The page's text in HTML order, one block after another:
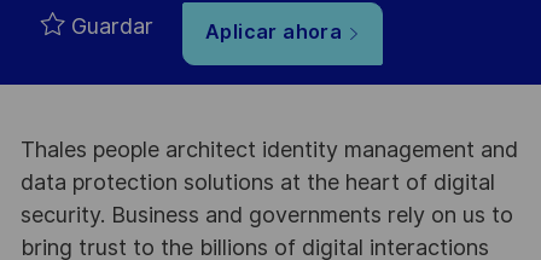
Guardar Aplicar ahora
Thales people architect identity management and
data protection solutions at the heart of digital
security. Business and governments rely on us to
bring trust to the billions of digital interactions